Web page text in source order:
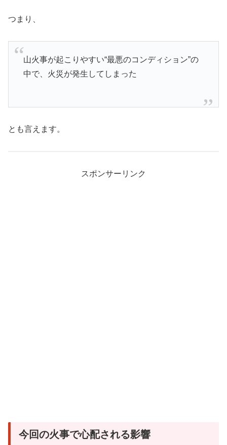
つまり、
山火事が起こりやすい“最悪のコンディション”の
中で、火災が発生してしまった
とも言えます。
スポンサーリンク
今回の火事で心配される影響